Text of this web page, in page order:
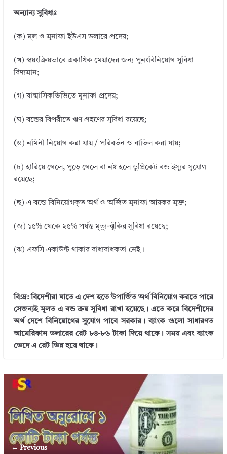
অন্যান্য সুবিধাঃ
(ক) মূল ও মুনাফা ইউএস ডলারে প্রদেয়;
(খ) স্বয়ংক্রিয়ভাবে একাধিক মেয়াদের জন্য পুনঃবিনিয়োগ সুবিধা
বিদ্যমান;
(গ) ষান্মাসিকভিত্তিতে মুনাফা প্রদেয়;
(ঘ) বন্ডের বিপরীতে ঋণ গ্রহণের সুবিধা রয়েছে;
(ঙ) নমিনী নিয়োগ করা যায় / পরিবর্তন ও বাতিল করা যায়;
(চ) হারিয়ে গেলে, পুড়ে গেলে বা নষ্ট হলে ডুপ্লিকেট বন্ড ইস্যূর সুযোগ
রয়েছে;
(ছ) এ বন্ডে বিনিয়োগকৃত অর্থ ও অর্জিত মুনাফা আয়কর মুক্ত;
(জ) ১৫% থেকে ২৫% পর্যন্ত মৃত্যু-ঝুঁকির সুবিধা রয়েছে;
(ঝ) এফসি একাউন্ট থাকার বাধ্যবাধকতা নেই।
বি:দ্র: বিদেশীরা যাতে এ দেশ হতে উপার্জিত অর্থ বিনিয়োগ করতে পারে
সেজন্যই মূলত এ বন্ড ক্রয় সুবিধা রাখা হয়েছে। এতে করে বিদেশীদের
অর্থ দেশে বিনিয়োগের সুযোগ পাবে সরকার। ব্যাংক গুলো সাধারণত
আমেরিকান ডলারের রেট ৮৪-৮৬ টাকা দিয়ে থাকে। সময় এবং ব্যাংক
ভেদে এ রেট ভিন্ন হয়ে থাকে।
← Previous